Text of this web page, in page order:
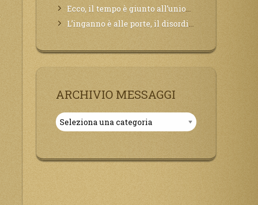
Ecco, il tempo è giunto all’unione del Padre con il figlio, non avete che da attendere pochissimo.
L’inganno è alle porte, il disordine degli ordinati urlerà perdono, ma sarà troppo tardi, il tradimento è stato grande!
ARCHIVIO MESSAGGI
Archivio
Messaggi